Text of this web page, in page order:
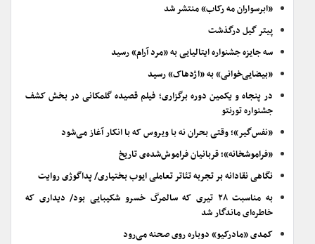
«ابرسواران مه رکاب» منتشر شد
پیتر گیل درگذشت
سه جایزه جشنواره ایتالیایی به «مرد آرام» رسید
«بیضایی‌خوانی» به «اژدهاک» رسید
در پنجاه و یکمین دوره برگزاری؛ فیلم قصیده گلمکانی در بخش کشف
جشنواره تورنتو
«نفس‌گیر»؛ وقتی بحران نه با ویروس که با انکار آغاز می‌شود
«فراموشخانه»؛ قربانیان فراموش‌شده‌ی تاریخ
نگاهی نقادانه بر تجربه تئاتر تعاملی ایوب بختیاری/ پداگوژی روایت
به مناسبت ۲۸ تیری که سالمرگ خسرو شکیبایی بود/ دیداری که
خاطره‌ای ماندگار شد
کمدی «مادرکیو» دوباره روی صحنه می‌رود